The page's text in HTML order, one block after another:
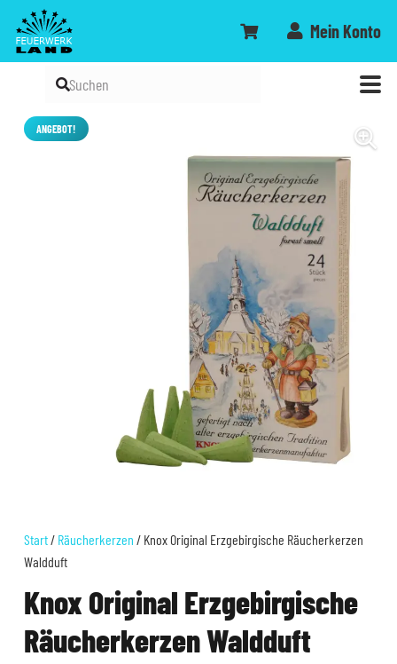
Mein Konto
ANGEBOT!
Start/ Räucherkerzen / Knox Original Erzgebirgische Räucherkerzen
Waldduft
Knox Original Erzgebirgische
Räucherkerzen Waldduft